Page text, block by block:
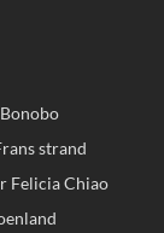
strand
Felicia Chiao